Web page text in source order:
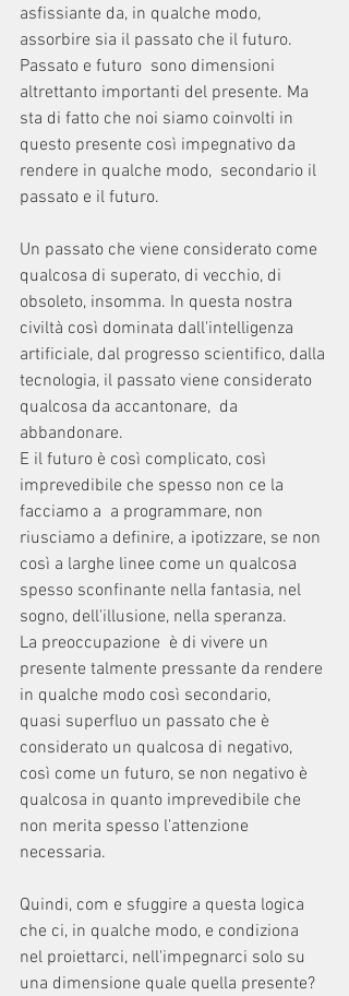
asfissiante da, in qualche modo,
assorbire sia il passato che il futuro.
Passato e futuro  sono dimensioni
altrettanto importanti del presente. Ma
sta di fatto che noi siamo coinvolti in
questo presente così impegnativo da
rendere in qualche modo,  secondario il
passato e il futuro.
Un passato che viene considerato come
qualcosa di superato, di vecchio, di
obsoleto, insomma. In questa nostra
civiltà così dominata dall'intelligenza
artificiale, dal progresso scientifico, dalla
tecnologia, il passato viene considerato
qualcosa da accantonare,  da
abbandonare.
E il futuro è così complicato, così
imprevedibile che spesso non ce la
facciamo a  a programmare, non
riusciamo a definire, a ipotizzare, se non
così a larghe linee come un qualcosa
spesso sconfinante nella fantasia, nel
sogno, dell'illusione, nella speranza.
La preoccupazione  è di vivere un
presente talmente pressante da rendere
in qualche modo così secondario,
quasi superfluo un passato che è
considerato un qualcosa di negativo,
così come un futuro, se non negativo è
qualcosa in quanto imprevedibile che
non merita spesso l'attenzione
necessaria.
Quindi, com e sfuggire a questa logica
che ci, in qualche modo, e condiziona
nel proiettarci, nell'impegnarci solo su
una dimensione quale quella presente?